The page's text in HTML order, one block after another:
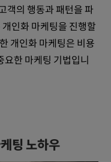
객의 행동과 패턴을 파
인화 마케팅을 진행할
개인화 마케팅은 비용
요한 마케팅 기법입니
팅 노하우